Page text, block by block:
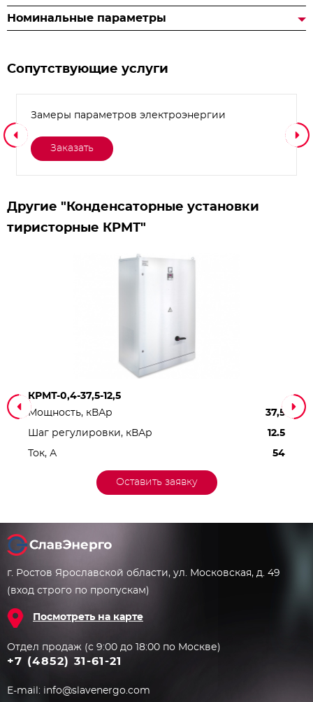
Номинальные параметры
Сопутствующие услуги
Замеры параметров электроэнергии
Заказать
Другие "Конденсаторные установки
тиристорные КРМТ"
КРМТ-0,4-37,5-12,5
Мощность, кВАр
37,5
Шаг регулировки, кВАр 12.5
Ток, А 54
Оставить заявку
г. Ростов Ярославской области, ул. Московская, д. 49
(вход строго по пропускам)
Посмотреть на карте
Отдел продаж (с 9:00 до 18:00 по Москве)
+7 (4852) 31-61-21
E-mail: info@slavenergo.com